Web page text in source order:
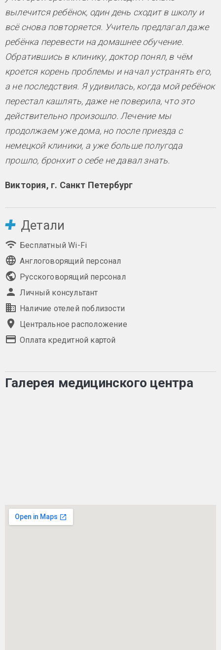
вылечится ребёнок, один день сходит в школу и
всё снова повторяется. Учитель предлагал даже
ребёнка перевести на домашнее обучение.
Обратившись в клинику, доктор понял, в чём
кроется корень проблемы и начал устранять его,
а не последствия. Я удивилась, когда мой ребёнок
перестал кашлять, даже не поверила, что это
действительно произошло. Лечение мы
продолжаем уже дома, но после приезда с
немецкой клиники, а уже больше полугода
прошло, бронхит о себе не давал знать.
Виктория, г. Санкт Петербург
Детали
Бесплатный Wi-Fi
Англоговорящий персонал
Русскоговорящий персонал
Личный консультант
Наличие отелей поблизости
Центральное расположение
Оплата кредитной картой
Галерея медицинского центра